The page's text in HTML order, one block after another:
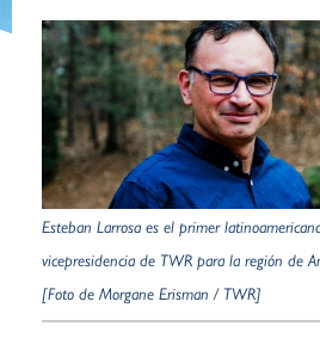
Esteban Larrosa es el primer
vicepresidencia de TWR para la región de
[Foto de Morgane Erisman / TWR]